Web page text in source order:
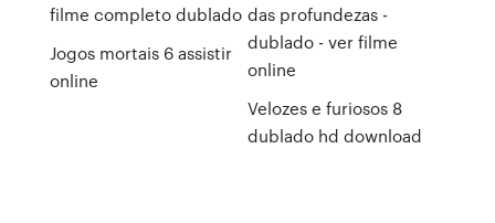
filme completo dublado
Jogos mortais 6 assistir
online
das profundezas -
dublado - ver filme
online
Velozes e furiosos 8
dublado hd download